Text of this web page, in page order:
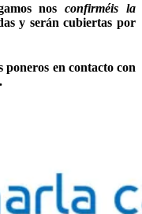
nosconfirméis la
y serán cubiertas por
en contacto con